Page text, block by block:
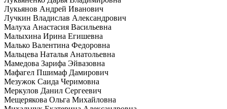
Лукьянов Андрей Иванович
Лучкин Владислав Александрович
Малуха Анастасия Васильевна
Малыхина Ирина Егишевна
Малько Валентина Федоровна
Мальцева Наталья Анатольевна
Мамедова Зарифа Эйвазовна
Мафагел Пшимаф Дамирович
Мезужок Саида Черимовна
Меркулов Данил Сергеевич
Мещерякова Ольга Михайловна